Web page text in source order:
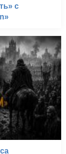
с